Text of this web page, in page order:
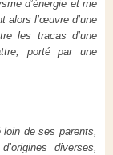
d’énergie et me
alors l’œuvre d’une
les tracas d’une
porté par une
de ses parents,
diverses,